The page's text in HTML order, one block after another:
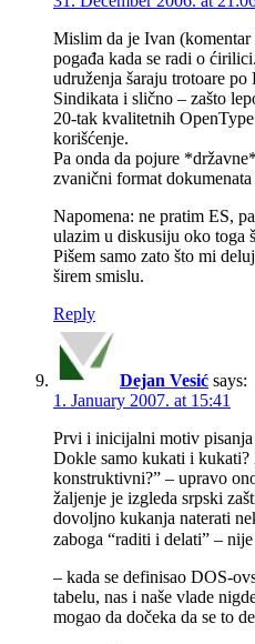
Mislim da je Ivan
pogađa kada se radi o
udruženja šaraju trotoare
Sindikata i slično – zašto
20-tak kvalitetnih
korišćenje.
Pa onda da pojure
zvanični format
Napomena: ne pratim ES,
ulazim u diskusiju oko toga
Pišem samo zato što mi
širem smislu.
Reply
Dejan Vesić says:
1. January 2007. at 15:41
Prvi i inicijalni motiv
Dokle samo kukati i kukati?
konstruktivni?” – upravo
žaljenje je izgleda srpski
dovoljno kukanja naterati
zaboga “raditi i delati” –
– kada se definisao DOS-
tabelu, nas i naše vlade
mogao da dočeka da se to